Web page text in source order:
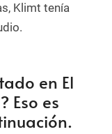
Klimt tenía
en El
Eso es